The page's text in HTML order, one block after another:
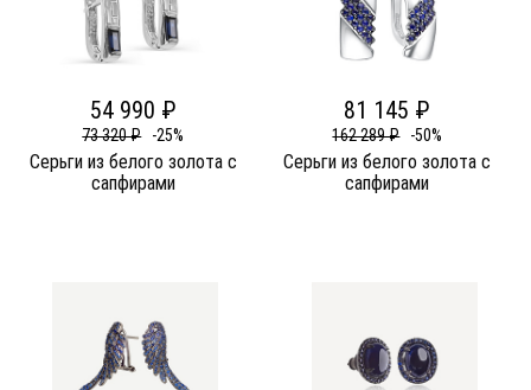
54 990 ₽
73 320 ₽ -25%
Серьги из белого золота c
сапфирами
81 145 ₽
162 289 ₽ -50%
Серьги из белого золота c
сапфирами